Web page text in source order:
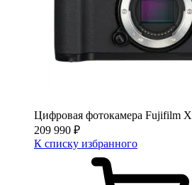
Цифровая фотокамера Fujifilm
209 990 ₽
К списку избранного